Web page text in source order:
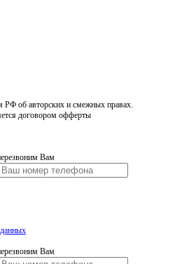
РФ об авторских и смежных правах.
договором офферты
Вам
Вам